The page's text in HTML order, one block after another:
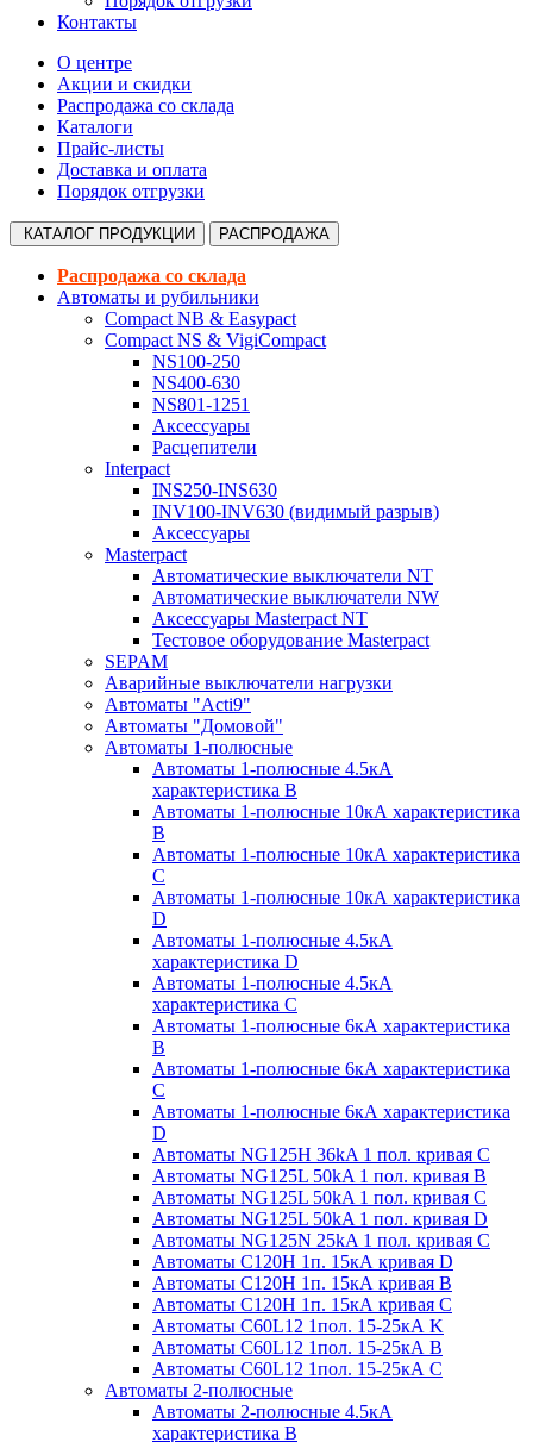
Контакты
О центре
Акции и скидки
Распродажа со склада
Каталоги
Прайс-листы
Доставка и оплата
Порядок отгрузки
КАТАЛОГ ПРОДУКЦИИ РАСПРОДАЖА
Распродажа со склада
Автоматы и рубильники
Compact NB & Easypact
Compact NS & VigiCompact
NS100-250
NS400-630
NS801-1251
Аксессуары
Расцепители
Interpact
INS250-INS630
INV100-INV630 (видимый разрыв)
Аксессуары
Masterpact
Автоматические выключатели NT
Автоматические выключатели NW
Аксессуары Masterpact NT
Тестовое оборудование Masterpact
SEPAM
Аварийные выключатели нагрузки
Автоматы "Acti9"
Автоматы "Домовой"
Автоматы 1-полюсные
Автоматы 1-полюсные 4.5кА
характеристика В
Автоматы 1-полюсные 10кА характеристика
B
Автоматы 1-полюсные 10кА характеристика
C
Автоматы 1-полюсные 10кА характеристика
D
Автоматы 1-полюсные 4.5кА
характеристика D
Автоматы 1-полюсные 4.5кА
характеристика С
Автоматы 1-полюсные 6кА характеристика
B
Автоматы 1-полюсные 6кА характеристика
C
Автоматы 1-полюсные 6кА характеристика
D
Автоматы NG125H 36kA 1 пол. кривая C
Автоматы NG125L 50kA 1 пол. кривая B
Автоматы NG125L 50kA 1 пол. кривая C
Автоматы NG125L 50kA 1 пол. кривая D
Автоматы NG125N 25kA 1 пол. кривая C
Автоматы С120H 1п. 15кА кривая D
Автоматы С120H 1п. 15кА кривая В
Автоматы С120H 1п. 15кА кривая С
Автоматы С60L12 1пол. 15-25кА K
Автоматы С60L12 1пол. 15-25кА В
Автоматы С60L12 1пол. 15-25кА С
Автоматы 2-полюсные
Автоматы 2-полюсные 4.5кА
характеристика В